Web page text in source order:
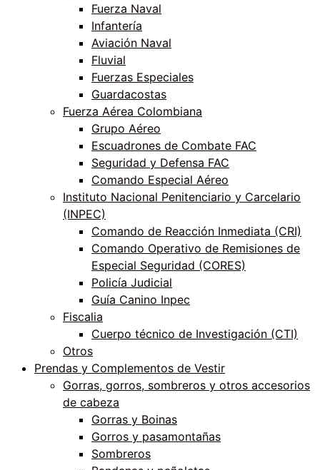
Fuerza Naval
Infantería
Aviación Naval
Fluvial
Fuerzas Especiales
Guardacostas
Fuerza Aérea Colombiana
Grupo Aéreo
Escuadrones de Combate FAC
Seguridad y Defensa FAC
Comando Especial Aéreo
Instituto Nacional Penitenciario y Carcelario
(INPEC)
Comando de Reacción Inmediata (CRI)
Comando Operativo de Remisiones de
Especial Seguridad (CORES)
Policía Judicial
Guía Canino Inpec
Fiscalia
Cuerpo técnico de Investigación (CTI)
Otros
Prendas y Complementos de Vestir
Gorras, gorros, sombreros y otros accesorios
de cabeza
Gorras y Boinas
Gorros y pasamontañas
Sombreros